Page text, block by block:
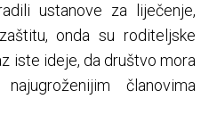
ustanove za liječenje,
onda su roditeljske
iste ideje, da društvo mora
članovima